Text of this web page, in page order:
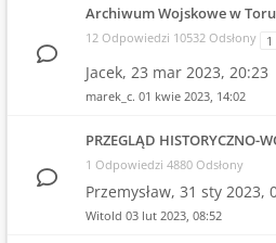
Archiwum Wojskowe w
12 Odpowiedzi 10532 Odsłony 1
Jacek, 23 mar 2023, 20:23
marek_c. 01 kwie 2023, 14:02
PRZEGLĄD HISTORYCZNO-
1 Odpowiedzi 4880 Odsłony
Przemysław, 31 sty 2023,
Witold 03 lut 2023, 08:52